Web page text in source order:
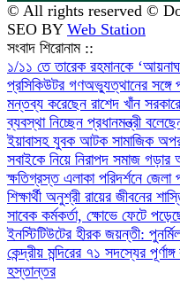
© All rights reserved ©
SEO BY Web Station
সংবাদ শিরোনাম ::
১/১১ তে তারেক রহমানকে
প্রসিকিউটর গণঅভ্যুত্থানের সঙ্গে
মন্তব্য করেছেন রাশেদ খাঁন
ব্যবস্থা নিচ্ছেন প্রধানমন্ত্রী
ইয়াবাসহ যুবক আটক সামাজিক
সবাইকে নিয়ে নিরাপদ সমাজ গড়ার
ক্ষতিগ্রস্ত এলাকা পরিদর্শনে
শিক্ষার্থী অনুশ্রী রায়ের জীবনের
সাবেক কর্মকর্তা, ক্ষোভে ফেটে
ইনস্টিটিউটের হীরক জয়ন্তী:
কেন্দ্রীয় মন্দিরের ৭১ সদস্যের
হস্তান্তর